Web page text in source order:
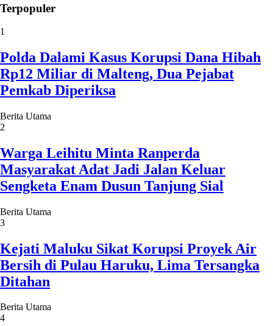
Terpopuler
1
Polda Dalami Kasus Korupsi Dana Hibah
Rp12 Miliar di Malteng, Dua Pejabat
Pemkab Diperiksa
Berita Utama
2
Warga Leihitu Minta Ranperda
Masyarakat Adat Jadi Jalan Keluar
Sengketa Enam Dusun Tanjung Sial
Berita Utama
3
Kejati Maluku Sikat Korupsi Proyek Air
Bersih di Pulau Haruku, Lima Tersangka
Ditahan
Berita Utama
4